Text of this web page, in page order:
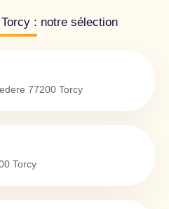
: notre sélection
77200 Torcy
Torcy